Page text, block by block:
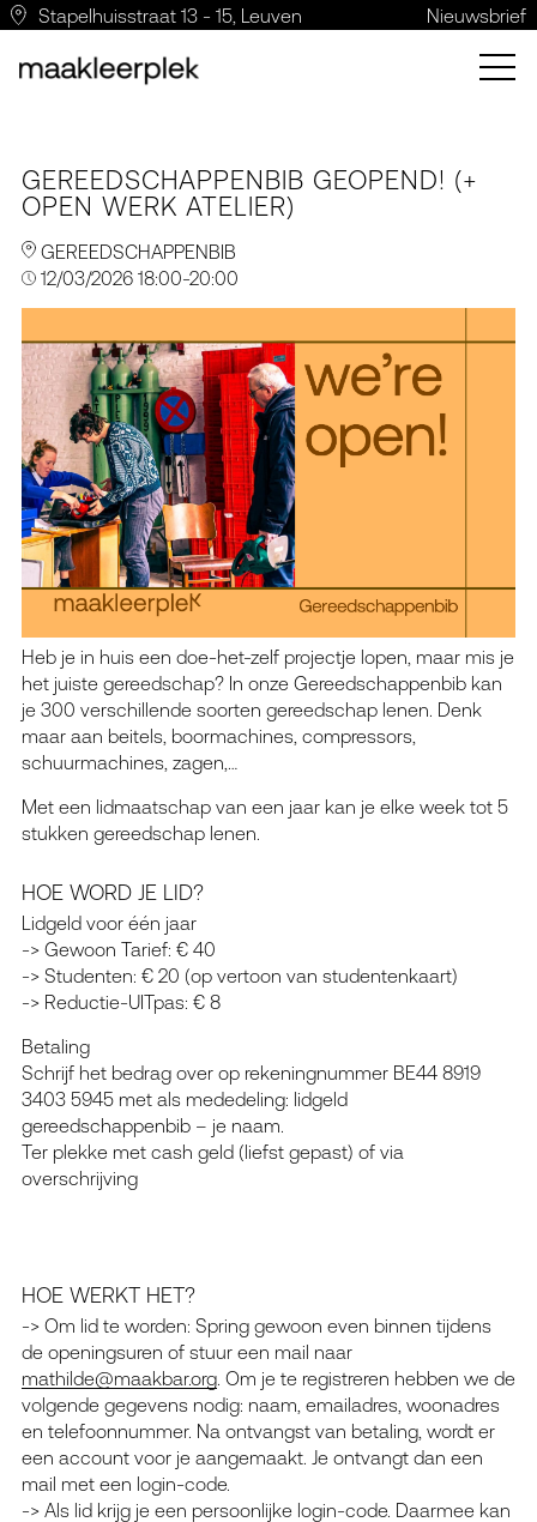
Stapelhuisstraat 13 - 15, Leuven Nieuwsbrief
GEREEDSCHAPPENBIB GEOPEND! (+
OPEN WERK ATELIER)
GEREEDSCHAPPENBIB
12/03/2026 18:00-20:00
Heb je in huis een doe-het-zelf projectje lopen, maar mis je
het juiste gereedschap? In onze Gereedschappenbib kan
je 300 verschillende soorten gereedschap lenen. Denk
maar aan beitels, boormachines, compressors,
schuurmachines, zagen,…
Met een lidmaatschap van een jaar kan je elke week tot 5
stukken gereedschap lenen.
HOE WORD JE LID?
Lidgeld voor één jaar
-> Gewoon Tarief: € 40
-> Studenten: € 20 (op vertoon van studentenkaart)
-> Reductie-UITpas: € 8
Betaling
Schrijf het bedrag over op rekeningnummer BE44 8919
3403 5945 met als mededeling: lidgeld
gereedschappenbib – je naam.
Ter plekke met cash geld (liefst gepast) of via
overschrijving
HOE WERKT HET?
-> Om lid te worden: Spring gewoon even binnen tijdens
de openingsuren of stuur een mail naar
mathilde@maakbar.org. Om je te registreren hebben we de
volgende gegevens nodig: naam, emailadres, woonadres
en telefoonnummer. Na ontvangst van betaling, wordt er
een account voor je aangemaakt. Je ontvangt dan een
mail met een login-code.
-> Als lid krijg je een persoonlijke login-code. Daarmee kan